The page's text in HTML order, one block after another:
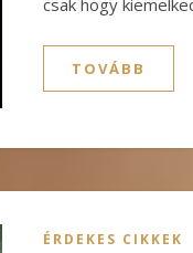
csak hogy
TOVÁBB
ÉRDEKES CIKKEK